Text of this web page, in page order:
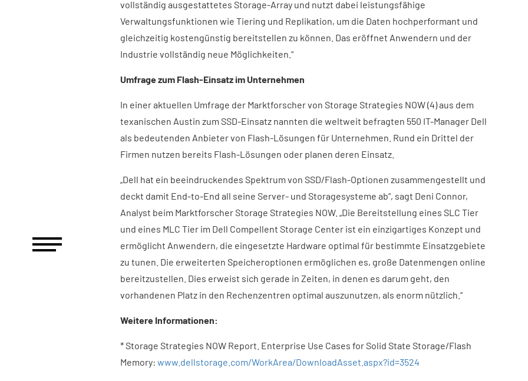
vollständig ausgestattetes Storage-Array und nutzt dabei leistungsfähige
Verwaltungsfunktionen wie Tiering und Replikation, um die Daten hochperformant und
gleichzeitig kostengünstig bereitstellen zu können. Das eröffnet Anwendern und der
Industrie vollständig neue Möglichkeiten.“
Umfrage zum Flash-Einsatz im Unternehmen
In einer aktuellen Umfrage der Marktforscher von Storage Strategies NOW (4) aus dem
texanischen Austin zum SSD-Einsatz nannten die weltweit befragten 550 IT-Manager Dell
als bedeutenden Anbieter von Flash-Lösungen für Unternehmen. Rund ein Drittel der
Firmen nutzen bereits Flash-Lösungen oder planen deren Einsatz.
„Dell hat ein beeindruckendes Spektrum von SSD/Flash-Optionen zusammengestellt und
deckt damit End-to-End all seine Server- und Storagesysteme ab“, sagt Deni Connor,
Analyst beim Marktforscher Storage Strategies NOW. „Die Bereitstellung eines SLC Tier
und eines MLC Tier im Dell Compellent Storage Center ist ein einzigartiges Konzept und
ermöglicht Anwendern, die eingesetzte Hardware optimal für bestimmte Einsatzgebiete
zu tunen. Die erweiterten Speicheroptionen ermöglichen es, große Datenmengen online
bereitzustellen. Dies erweist sich gerade in Zeiten, in denen es darum geht, den
vorhandenen Platz in den Rechenzentren optimal auszunutzen, als enorm nützlich.“
Weitere Informationen:
* Storage Strategies NOW Report. Enterprise Use Cases for Solid State Storage/Flash
Memory: www.dellstorage.com/WorkArea/DownloadAsset.aspx?id=3524